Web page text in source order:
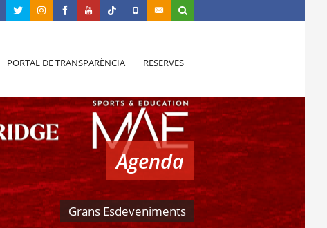
PORTAL DE TRANSPARÈNCIA RESERVES
Agenda
Grans Esdeveniments